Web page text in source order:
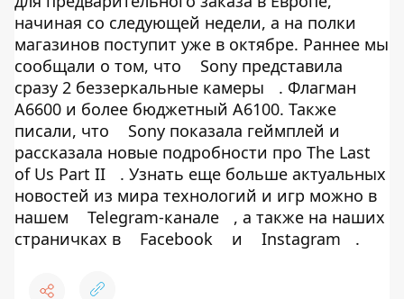
начиная со следующей недели, а на полки
магазинов поступит уже в октябре. Раннее мы
сообщали о том, что
Sony представила
сразу 2 беззеркальные камеры
. Флагман
A6600 и более бюджетный A6100. Также
писали, что
Sony показала геймплей и
рассказала новые подробности про The Last
of Us Part II
. Узнать еще больше актуальных
новостей из мира технологий и игр можно в
нашем
Telegram-канале
, а также на наших
страничках в
Facebook и Instagram .